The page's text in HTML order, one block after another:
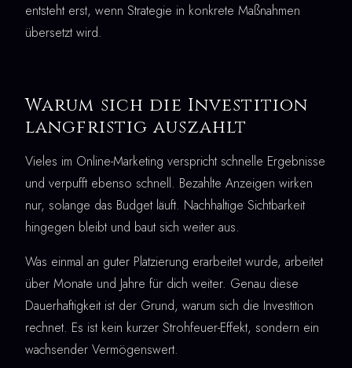
entsteht erst, wenn Strategie in konkrete Maßnahmen
übersetzt wird.
Warum sich die Investition
langfristig auszahlt
Vieles im Online-Marketing verspricht schnelle Ergebnisse
und verpufft ebenso schnell. Bezahlte Anzeigen wirken
nur, solange das Budget läuft. Nachhaltige Sichtbarkeit
hingegen bleibt und baut sich weiter aus.
Was einmal an guter Platzierung erarbeitet wurde, arbeitet
über Monate und Jahre für dich weiter. Genau diese
Dauerhaftigkeit ist der Grund, warum sich die Investition
rechnet. Es ist kein kurzer Strohfeuer-Effekt, sondern ein
wachsender Vermögenswert.